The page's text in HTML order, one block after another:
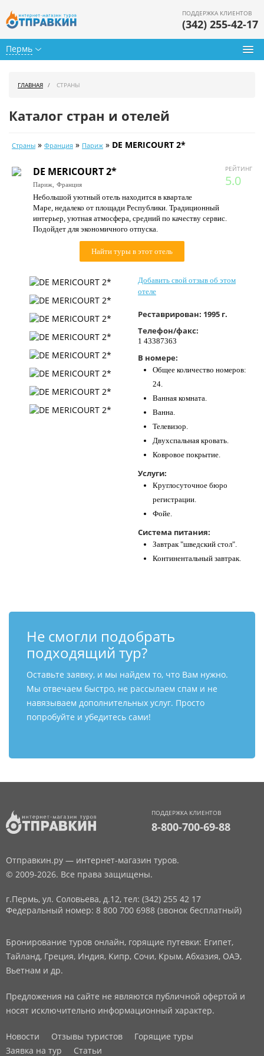
Пермь
ПОДДЕРЖКА КЛИЕНТОВ
(342) 255-42-17
Календарь туров
Цены дня
Страны
Как купить
Контакты
ГЛАВНАЯ СТРАНЫ
Каталог стран и отелей
Страны » Франция » Париж » DE MERICOURT 2*
РЕЙТИНГ
5.0
DE MERICOURT 2*
Париж, Франция
Небольшой уютный отель находится в квартале
Маре, недалеко от площади Республики. Традиционный
интерьер, уютная атмосфера, средний по качеству сервис.
Подойдет для экономичного отпуска.
Найти туры в этот отель
Добавить свой отзыв об этом
отеле
Реставрирован: 1995 г.
Телефон/факс:
1 43387363
В номере:
Общее количество номеров:
24.
Ванная комната.
Ванна.
Телевизор.
Двухспальная кровать.
Ковровое покрытие.
Услуги:
Круглосуточное бюро
регистрации.
Фойе.
Система питания:
Завтрак "шведский стол".
Континентальный завтрак.
Не смогли подобрать
подходящий тур?
Оставьте заявку, и мы найдем то, что Вам нужно.
Мы отвечаем быстро, не рассылаем спам и не
навязываем дополнительных услуг. Просто
попробуйте и убедитесь сами!
ПОДДЕРЖКА КЛИЕНТОВ
8-800-700-69-88
Отправкин.ру — интернет-магазин туров.
© 2009-2026. Все права защищены.
г.Пермь, ул. Соловьева, д.12, тел: (342) 255 42 17
Федеральный номер: 8 800 700 6988 (звонок бесплатный)
Бронирование туров онлайн, горящие путевки: Египет,
Тайланд, Греция, Индия, Кипр, Сочи, Крым, Абхазия, ОАЭ,
Вьетнам и др.
Предложения на сайте не являются публичной офертой и
носят исключительно информационный характер.
Новости Отзывы туристов
Горящие туры
Заявка на тур
Статьи